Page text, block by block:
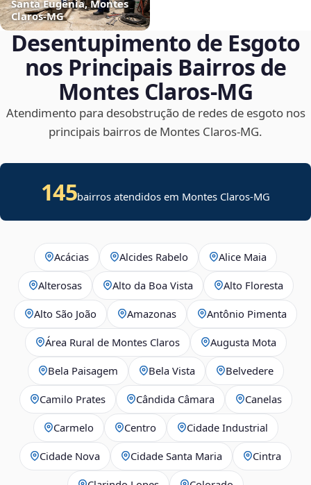
Santa Eugênia, Montes
Claros‑MG
Desentupimento de Esgoto
nos Principais Bairros de
Montes Claros‑MG
Atendimento para desobstrução de redes de esgoto nos
principais bairros de Montes Claros‑MG.
145bairros atendidos em Montes Claros-MG
Acácias Alcides Rabelo Alice Maia
Alterosas Alto da Boa Vista Alto Floresta
Alto São João Amazonas Antônio Pimenta
Área Rural de Montes Claros Augusta Mota
Bela Paisagem Bela Vista Belvedere
Camilo Prates Cândida Câmara Canelas
Carmelo Centro Cidade Industrial
Cidade Nova Cidade Santa Maria Cintra